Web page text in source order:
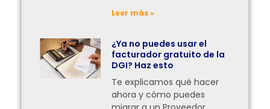
Leer más »
¿Ya no puedes usar el
facturador gratuito de la
DGI? Haz esto
Te explicamos qué hacer
ahora y cómo puedes